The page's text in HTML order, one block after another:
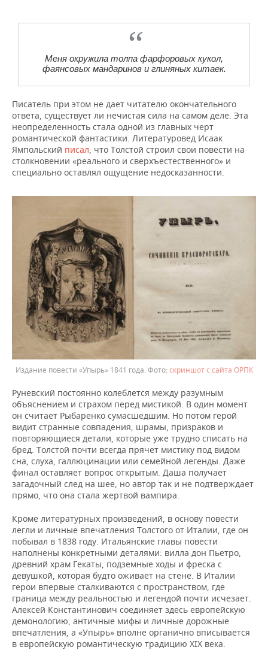
Меня окружила толпа фарфоровых кукол,
фаянсовых мандаринов и глиняных китаек.
Писатель при этом не дает читателю окончательного
ответа, существует ли нечистая сила на самом деле. Эта
неопределенность стала одной из главных черт
романтической фантастики. Литературовед Исаак
Ямпольский писал, что Толстой строил свои повести на
столкновении «реального и сверхъестественного» и
специально оставлял ощущение недосказанности.
Издание повести «Упырь» 1841 года. скриншот с сайта ОРПК
Руневский постоянно колеблется между разумным
объяснением и страхом перед мистикой. В один момент
он считает Рыбаренко сумасшедшим. Но потом герой
видит странные совпадения, шрамы, призраков и
повторяющиеся детали, которые уже трудно списать на
бред. Толстой почти всегда прячет мистику под видом
сна, слуха, галлюцинации или семейной легенды. Даже
финал оставляет вопрос открытым. Даша получает
загадочный след на шее, но автор так и не подтверждает
прямо, что она стала жертвой вампира.
Кроме литературных произведений, в основу повести
легли и личные впечатления Толстого от Италии, где он
побывал в 1838 году. Итальянские главы повести
наполнены конкретными деталями: вилла дон Пьетро,
древний храм Гекаты, подземные ходы и фреска с
девушкой, которая будто оживает на стене. В Италии
герои впервые сталкиваются с пространством, где
граница между реальностью и легендой почти исчезает.
Алексей Константинович соединяет здесь европейскую
демонологию, античные мифы и личные дорожные
впечатления, а «Упырь» вполне органично вписывается
в европейскую романтическую традицию XIX века.